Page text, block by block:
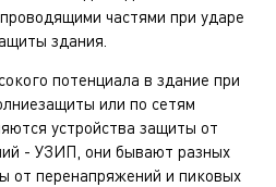
частями при ударе
здания.
потенциала в здание при
или по сетям
устройства защиты от
- УЗИП, они бывают разных
от перенапряжений и пиковых